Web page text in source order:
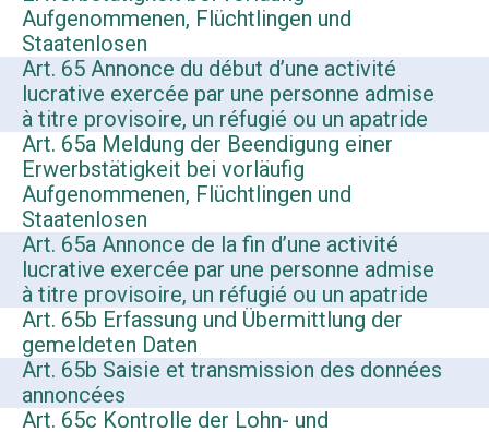
Aufgenommenen, Flüchtlingen und
Staatenlosen
Art. 65 Annonce du début d’une activité
lucrative exercée par une personne admise
à titre provisoire, un réfugié ou un apatride
Art. 65a Meldung der Beendigung einer
Erwerbstätigkeit bei vorläufig
Aufgenommenen, Flüchtlingen und
Staatenlosen
Art. 65a Annonce de la fin d’une activité
lucrative exercée par une personne admise
à titre provisoire, un réfugié ou un apatride
Art. 65b Erfassung und Übermittlung der
gemeldeten Daten
Art. 65b Saisie et transmission des données
annoncées
Art. 65c Kontrolle der Lohn- und